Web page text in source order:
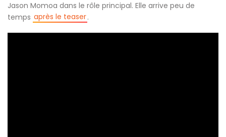
Jason Momoa dans le rôle principal. Elle arrive peu de
temps après le teaser.